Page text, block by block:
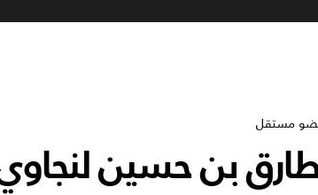
مستقل
طارق بن حسين